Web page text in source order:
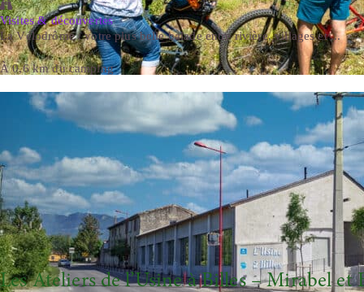
Visites & découvertes
La Vélodrôme : votre plus belle balade entre rivière, villages et ...
À 0,6 km du camping
Les Ateliers de l’Usine à Billes – Mirabel et